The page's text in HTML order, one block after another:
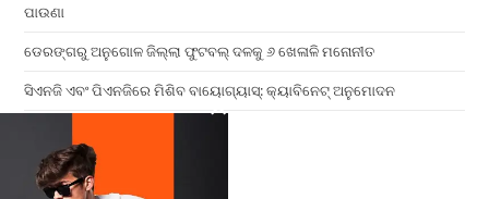
ପାଉଣା
ଡେରଙ୍ଗରୁ ଅନୁଗୋଳ ଜିଲ୍ଲା ଫୁଟବଲ୍ ଦଳକୁ ୬ ଖେଳାଳି ମନୋନୀତ
ସିଏନଜି ଏବଂ ପିଏନଜିରେ ମିଶିବ ବାୟୋଗ୍ୟାସ୍: କ୍ୟାବିନେଟ୍ ଅନୁମୋଦନ
×